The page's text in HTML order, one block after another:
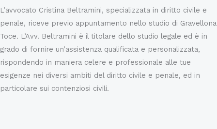
L’avvocato Cristina Beltramini, specializzata in diritto civile e
penale, riceve previo appuntamento nello studio di Gravellona
Toce. L’Avv. Beltramini è il titolare dello studio legale ed è in
grado di fornire un’assistenza qualificata e personalizzata,
rispondendo in maniera celere e professionale alle tue
esigenze nei diversi ambiti del diritto civile e penale, ed in
particolare sui contenziosi civili.